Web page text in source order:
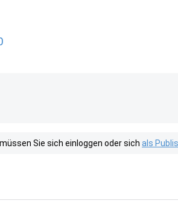
Sie sich einloggen oder sich als